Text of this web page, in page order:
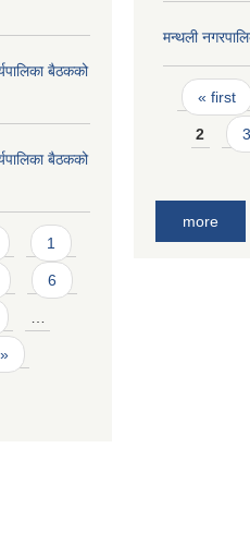
बैठकको
बैठकको
1
6
मन्थली
Pages
« first
2 3
more